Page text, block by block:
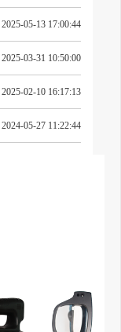
2025-05-13 17:00:44
2025-03-31 10:50:00
2025-02-10 16:17:13
2024-05-27 11:22:44